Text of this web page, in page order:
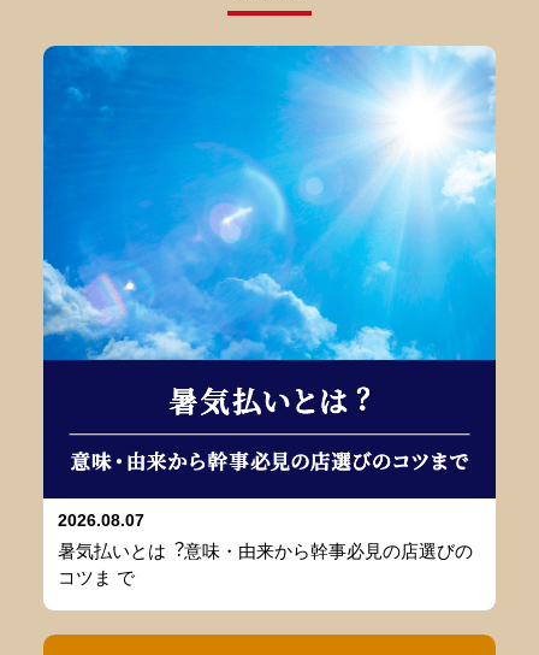
2026.08.07
暑気払いとは︖意味・由来から幹事必⾒の店選びの
コツま で